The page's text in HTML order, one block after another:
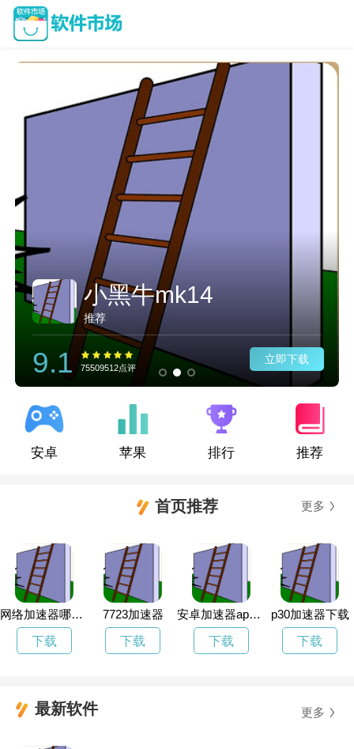
小黑牛mk14
推荐
9.1 75509512点评
立即下载
安卓 苹果 排行 推荐
首页推荐 更多
网络加速器哪个好使
下载
7723加速器
下载
安卓加速器app下载
下载
p30加速器下载
下载
最新软件 更多